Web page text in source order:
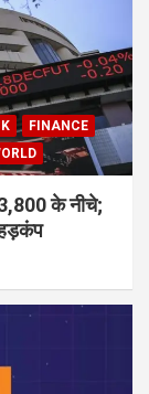
FINANCE
के नीचे;